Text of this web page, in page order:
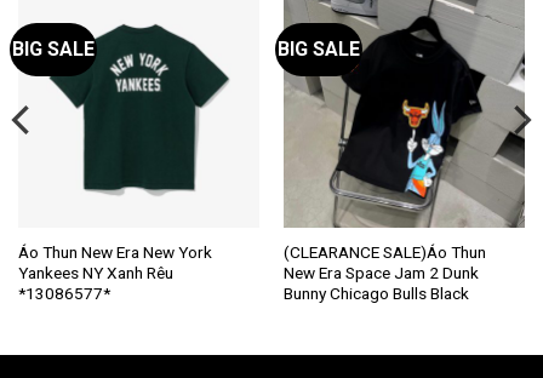
BIG SALE
Áo Thun New Era New York
Yankees NY Xanh Rêu
*13086577*
Sản
phẩm
này
nhiều
BIG SALE
(CLEARANCE SALE)Áo Thun
New Era Space Jam 2 Dunk
Bunny Chicago Bulls Black
Sản
phẩm
này
nhiều